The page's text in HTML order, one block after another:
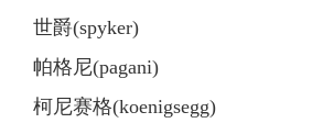
世爵(spyker)
帕格尼(pagani)
柯尼赛格(koenigsegg)